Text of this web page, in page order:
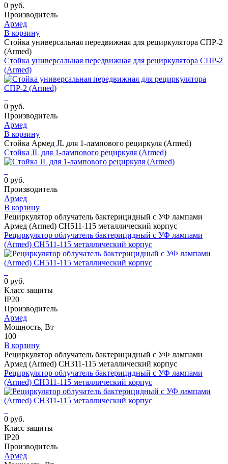
0 руб.
Производитель
Армед
В корзину
Стойка универсальная передвижная для рециркулятора СПР-2
(Armed)
Стойка универсальная передвижная для рециркулятора СПР-2
(Armed)
0 руб.
Производитель
Армед
В корзину
Стойка Армед JL для 1-лампового рециркуля (Armed)
Стойка JL для 1-лампового рециркуля (Armed)
0 руб.
Производитель
Армед
В корзину
Рециркулятор облучатель бактерицидный с УФ лампами
Армед (Armed) СH511-115 металлический корпус
Рециркулятор облучатель бактерицидный с УФ лампами
(Armed) СH511-115 металлический корпус
0 руб.
Класс защиты
IP20
Производитель
Армед
Мощность, Вт
100
В корзину
Рециркулятор облучатель бактерицидный с УФ лампами
Армед (Armed) СH311-115 металлический корпус
Рециркулятор облучатель бактерицидный с УФ лампами
(Armed) СH311-115 металлический корпус
0 руб.
Класс защиты
IP20
Производитель
Армед